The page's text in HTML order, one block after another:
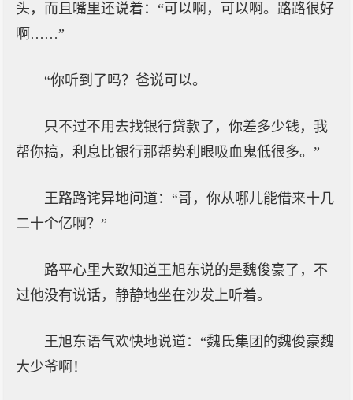
头，而且嘴里还说着：“可以啊，可以啊。路路很好
啊……”
“你听到了吗？爸说可以。
只不过不用去找银行贷款了，你差多少钱，我
帮你搞，利息比银行那帮势利眼吸血鬼低很多。”
王路路诧异地问道：“哥，你从哪儿能借来十几
二十个亿啊？”
路平心里大致知道王旭东说的是魏俊豪了，不
过他没有说话，静静地坐在沙发上听着。
王旭东语气欢快地说道：“魏氏集团的魏俊豪魏
大少爷啊！